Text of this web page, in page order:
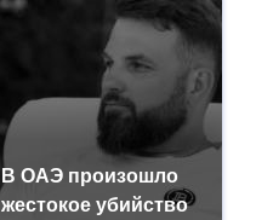
В ОАЭ произошло
жестокое убийство